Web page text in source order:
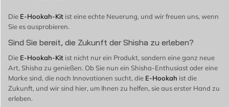
Die E-Hookah-Kit ist eine echte Neuerung, und wir freuen uns, wenn
Sie es ausprobieren.
Sind Sie bereit, die Zukunft der Shisha zu erleben?
Die E-Hookah-Kit ist nicht nur ein Produkt, sondern eine ganz neue
Art, Shisha zu genießen. Ob Sie nun ein Shisha-Enthusiast oder eine
Marke sind, die nach Innovationen sucht, die E-Hookah ist die
Zukunft, und wir sind hier, um Ihnen zu helfen, sie aus erster Hand zu
erleben.